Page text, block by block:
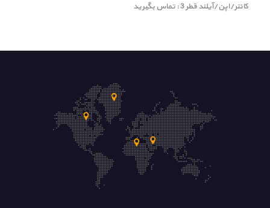
کانتر/اپن/آیلند قطر 3 : تماس بگیرید